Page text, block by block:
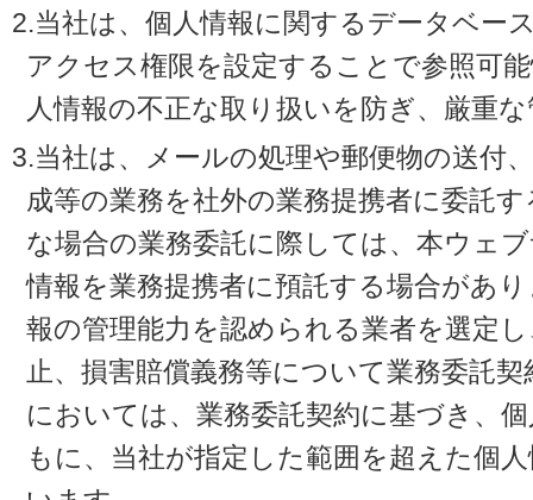
2.当社は、個人情報に関するデータベー
アクセス権限を設定することで参照可
人情報の不正な取り扱いを防ぎ、厳重
3.当社は、メールの処理や郵便物の送付
成等の業務を社外の業務提携者に委託
な場合の業務委託に際しては、本ウェ
情報を業務提携者に預託する場合があ
報の管理能力を認められる業者を選定
止、損害賠償義務等について業務委託
においては、業務委託契約に基づき、
もに、当社が指定した範囲を超えた個